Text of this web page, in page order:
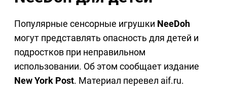
Популярные сенсорные игрушки NeeDoh
могут представлять опасность для детей и
подростков при неправильном
использовании. Об этом сообщает издание
New York Post. Материал перевел aif.ru.